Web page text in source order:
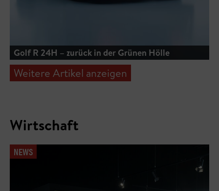
Golf R 24H – zurück in der Grünen Hölle
Weitere Artikel anzeigen
Wirtschaft
NEWS